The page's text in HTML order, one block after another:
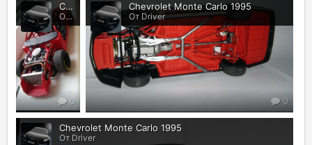
Chevrolet Monte Carlo 1995
От Driver
0
Chevrolet Monte Carlo 1995
От Driver
0
Chevrolet Monte Carlo 1995
От Driver